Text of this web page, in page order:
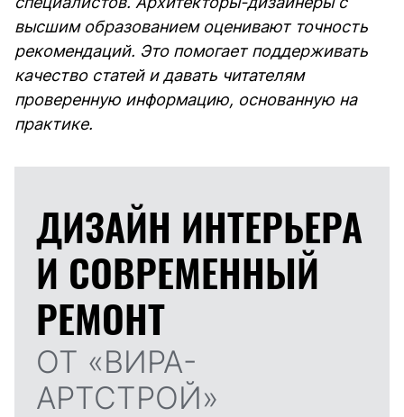
высшим образованием оценивают точность
рекомендаций. Это помогает поддерживать
качество статей и давать читателям
проверенную информацию, основанную на
практике.
ДИЗАЙН ИНТЕРЬЕРА
И СОВРЕМЕННЫЙ
РЕМОНТ
ОТ «ВИРА-
АРТСТРОЙ»